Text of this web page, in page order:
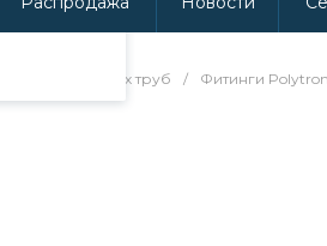
гофрированных труб / Фитинги